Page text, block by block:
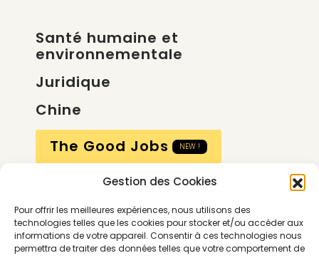
Gestion des Cookies
Pour offrir les meilleures expériences, nous utilisons des
technologies telles que les cookies pour stocker et/ou accéder aux
informations de votre appareil. Consentir à ces technologies nous
permettra de traiter des données telles que votre comportement de
Santé humaine et
environnementale
Juridique
Chine
The Good Jobs
NEW !
Compte
Calendrier
Contactez-nous